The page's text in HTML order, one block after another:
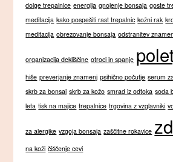
dolge trepalnice energija gnojenje bonsaja goste
meditacija kako pospešiti rast trepalnic kožni rak
meditacija obrezovanje bonsaja odstranitev
organizacija dekliščine otroci in spanje
hiše preverjanje znamenj psihično počutje serum
skrb za bonsaj skrb za kožo smrad iz odtoka soda
leta tisk na majice trepalnice trgovina z vzglavniki
za alergike vzgoja bonsaja zaščitne rokavice
na koži čiščenje cevi